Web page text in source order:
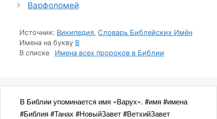
Варфоломей
Источник: Википедия, Словарь Библейских Имён
Имена на букву В
В Библии упоминается имя «Варух». #имя #имена
#Библия #Танах #НовыйЗавет #ВетхийЗавет